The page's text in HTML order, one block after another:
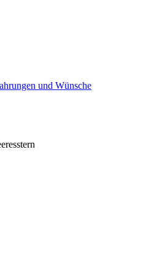
und Wünsche